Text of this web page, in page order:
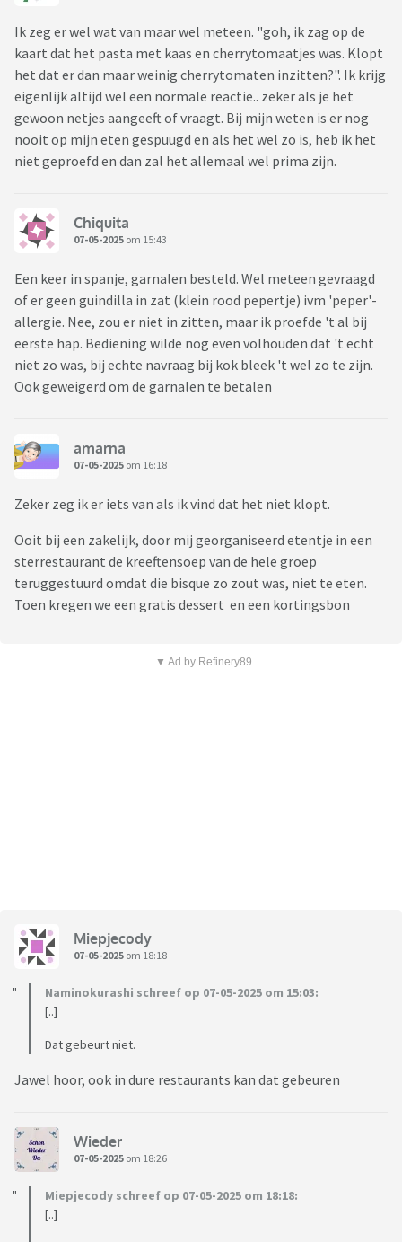
Ik zeg er wel wat van maar wel meteen. "goh, ik zag op de
kaart dat het pasta met kaas en cherrytomaatjes was. Klopt
het dat er dan maar weinig cherrytomaten inzitten?". Ik krijg
eigenlijk altijd wel een normale reactie.. zeker als je het
gewoon netjes aangeeft of vraagt. Bij mijn weten is er nog
nooit op mijn eten gespuugd en als het wel zo is, heb ik het
niet geproefd en dan zal het allemaal wel prima zijn.
Chiquita
07-05-2025 om 15:43
Een keer in spanje, garnalen besteld. Wel meteen gevraagd
of er geen guindilla in zat (klein rood pepertje) ivm 'peper'-
allergie. Nee, zou er niet in zitten, maar ik proefde 't al bij
eerste hap. Bediening wilde nog even volhouden dat 't echt
niet zo was, bij echte navraag bij kok bleek 't wel zo te zijn.
Ook geweigerd om de garnalen te betalen
amarna
07-05-2025 om 16:18
Zeker zeg ik er iets van als ik vind dat het niet klopt.
Ooit bij een zakelijk, door mij georganiseerd etentje in een
sterrestaurant de kreeftensoep van de hele groep
teruggestuurd omdat die bisque zo zout was, niet te eten.
Toen kregen we een gratis dessert en een kortingsbon
▼ Ad by Refinery89
Miepjecody
07-05-2025 om 18:18
Naminokurashi schreef op 07-05-2025 om 15:03:
[..]
Dat gebeurt niet.
Jawel hoor, ook in dure restaurants kan dat gebeuren
Wieder
07-05-2025 om 18:26
Miepjecody schreef op 07-05-2025 om 18:18:
[..]